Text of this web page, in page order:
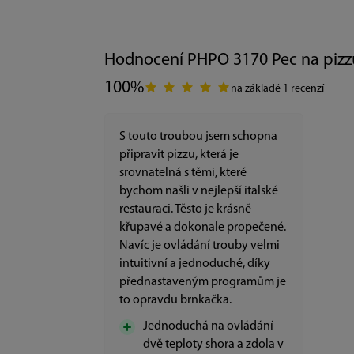
Hodnocení PHPO 3170 Pec na
100%
na základě 1 recenzí
S touto troubou jsem schopna
připravit pizzu, která je
srovnatelná s těmi, které
bychom našli v nejlepší italské
restauraci. Těsto je krásně
křupavé a dokonale propečené.
Navíc je ovládání trouby velmi
intuitivní a jednoduché, díky
přednastaveným programům je
to opravdu brnkačka.
Jednoduchá na ovládání
dvě teploty shora a zdola v